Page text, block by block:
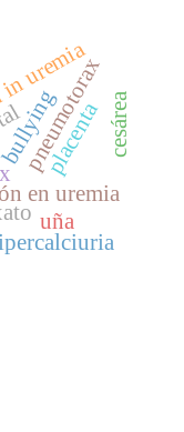
en uremia
uremia
pneumotorax
uña
placentacesárea